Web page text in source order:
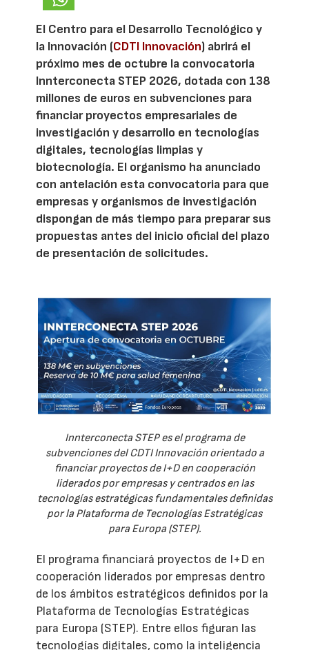
El Centro para el Desarrollo Tecnológico y
la Innovación (CDTI Innovación) abrirá el
próximo mes de octubre la convocatoria
Innterconecta STEP 2026, dotada con 138
millones de euros en subvenciones para
financiar proyectos empresariales de
investigación y desarrollo en tecnologías
digitales, tecnologías limpias y
biotecnología. El organismo ha anunciado
con antelación esta convocatoria para que
empresas y organismos de investigación
dispongan de más tiempo para preparar sus
propuestas antes del inicio oficial del plazo
de presentación de solicitudes.
Innterconecta STEP es el programa de
subvenciones del CDTI Innovación orientado a
financiar proyectos de I+D en cooperación
liderados por empresas y centrados en las
tecnologías estratégicas fundamentales definidas
por la Plataforma de Tecnologías Estratégicas
para Europa (STEP).
El programa financiará proyectos de I+D en
cooperación liderados por empresas dentro
de los ámbitos estratégicos definidos por la
Plataforma de Tecnologías Estratégicas
para Europa (STEP). Entre ellos figuran las
tecnologías digitales, como la inteligencia